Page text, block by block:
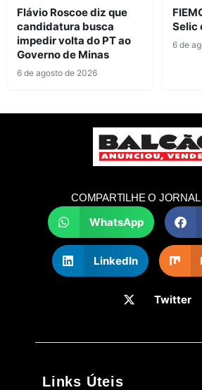
Flávio Roscoe diz que
candidatura busca
impedir volta do PT ao
Governo de Minas
6 de agosto de 2026
Selic
6 de
COMPARTILHE O JORNAL
WhatsApp
LinkedIn
Twitter
Links Úteis